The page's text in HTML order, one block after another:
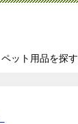
ペット用品を探す